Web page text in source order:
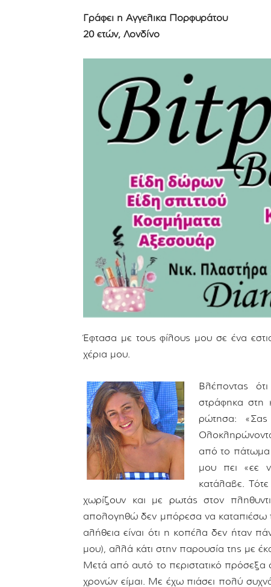
Γράφει η Αγγέλικα Πορφυράτου
20 ετών, Λονδίνο
Έφτασα με τους φίλους μου σε ένα
χέρια μου.
Βλέποντας
στράφηκα στη
ρώτησα:
από το πάτωμα
μου πει «εε
κατάλαβε.
χωρίζουν και με ρωτάς στον
απολογηθώ δεν μπόρεσα να καταπιέσω
αλήθεια είναι ότι η κοπέλα δεν ήταν
μου), αλλά κάτι στην παρουσία της με
Μετά από αυτό το περιστατικό πρόσεξα
χρονών είμαι. Με έχω πιάσει πολύ